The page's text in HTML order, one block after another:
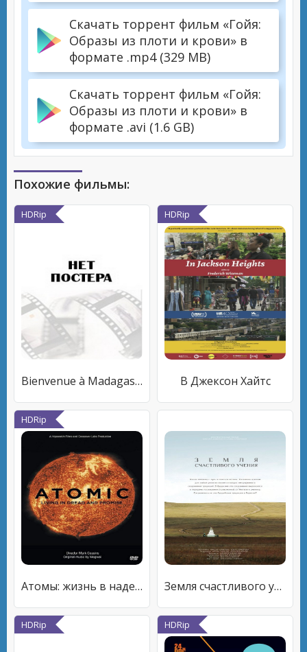
Скачать торрент фильм «Гойя:
Образы из плоти и крови» в
формате .mp4 (329 MB)
Скачать торрент фильм «Гойя:
Образы из плоти и крови» в
формате .avi (1.6 GB)
Похожие фильмы:
HDRip
Bienvenue à Madagascar
HDRip
В Джексон Хайтс
HDRip
Атомы: жизнь в надежде и страхе Земля счастливого учения
HDRip HDRip